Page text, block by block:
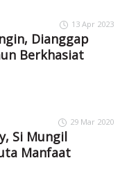
13 Apr 2023
Dianggap
Berkhasiat
29 Mar 2020
Si Mungil
Manfaat